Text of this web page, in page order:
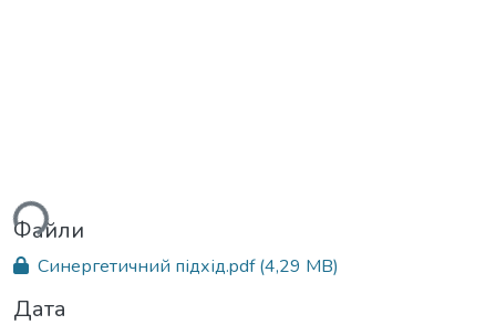
Файли
Синергетичний підхід.pdf(4,29 MB)
Дата